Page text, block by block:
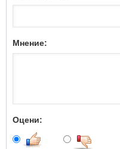
Мнение:
Оцени: